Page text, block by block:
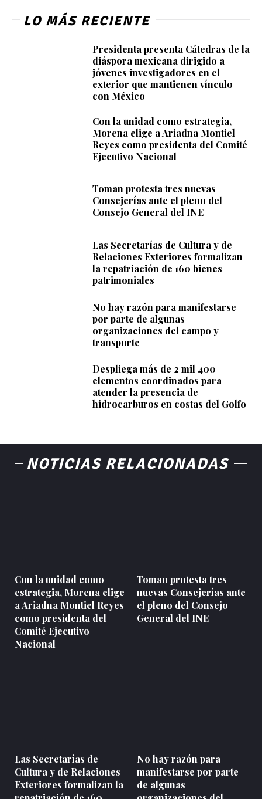
LO MÁS RECIENTE
Presidenta presenta Cátedras de la
diáspora mexicana dirigido a
jóvenes investigadores en el
exterior que mantienen vínculo
con México
Con la unidad como estrategia,
Morena elige a Ariadna Montiel
Reyes como presidenta del Comité
Ejecutivo Nacional
Toman protesta tres nuevas
Consejerías ante el pleno del
Consejo General del INE
Las Secretarías de Cultura y de
Relaciones Exteriores formalizan
la repatriación de 160 bienes
patrimoniales
No hay razón para manifestarse
por parte de algunas
organizaciones del campo y
transporte
Despliega más de 2 mil 400
elementos coordinados para
atender la presencia de
hidrocarburos en costas del Golfo
NOTICIAS RELACIONADAS
Con la unidad como
estrategia, Morena elige
a Ariadna Montiel Reyes
como presidenta del
Comité Ejecutivo
Nacional
Toman protesta tres
nuevas Consejerías ante
el pleno del Consejo
General del INE
Las Secretarías de
Cultura y de Relaciones
Exteriores formalizan la
No hay razón para
manifestarse por parte
de algunas